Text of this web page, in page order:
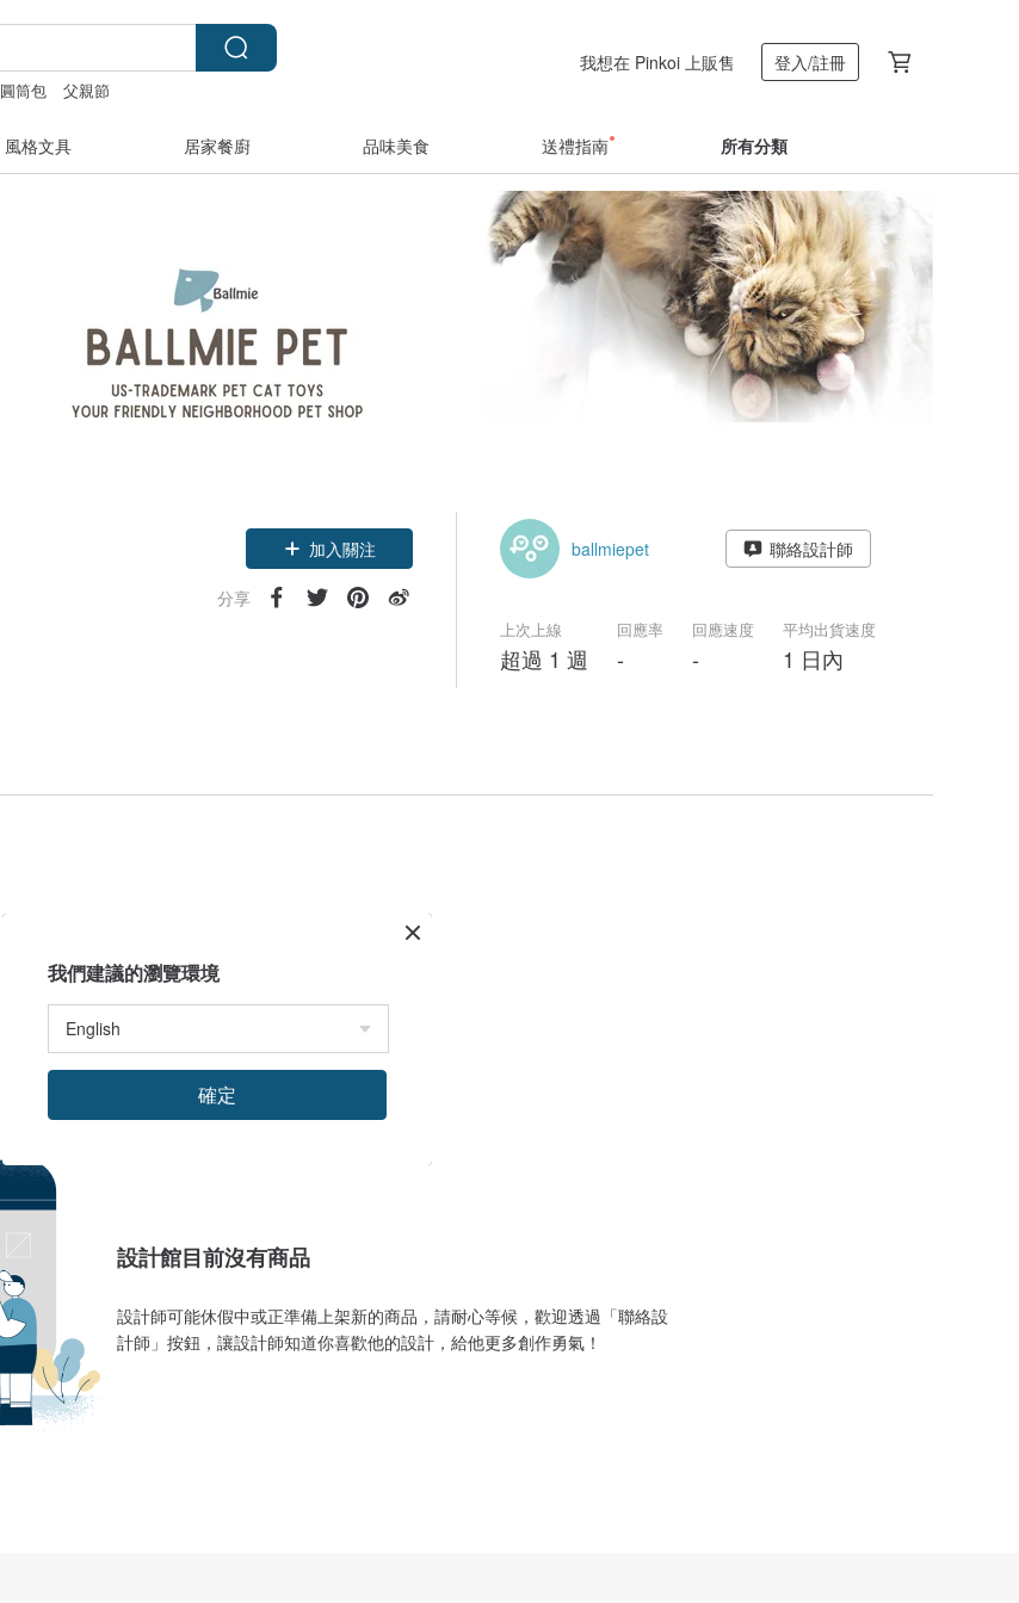
圓筒包 父親節
我想在 Pinkoi 上販售 登入/註冊
風格文具 居家餐廚 品味美食 送禮指南 所有分類
加入關注
分享
ballmiepet 聯絡設計師
上次上線
超過 1 週
回應率
-
回應速度
-
平均出貨速度
1 日內
設計館目前沒有商品
設計師可能休假中或正準備上架新的商品，請耐心等候，歡迎透過「聯絡設
計師」按鈕，讓設計師知道你喜歡他的設計，給他更多創作勇氣！
我們建議的瀏覽環境
確定